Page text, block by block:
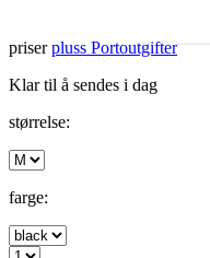
priserpluss Portoutgifter
Klar til å sendes i dag
størrelse:
farge: